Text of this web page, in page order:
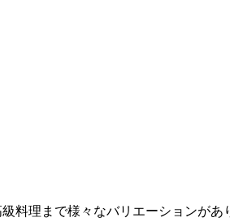
料理まで様々なバリエーションがあ